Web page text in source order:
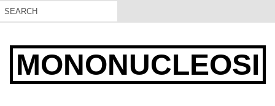
MONONUCLEOSI